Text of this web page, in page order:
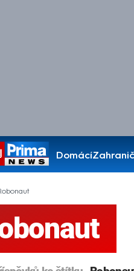
Domácí
Pořady